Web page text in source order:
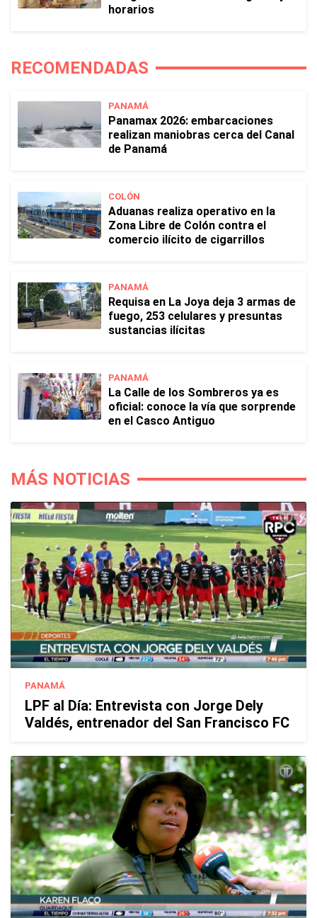
horarios
RECOMENDADAS
PANAMÁ
Panamax 2026: embarcaciones
realizan maniobras cerca del Canal
de Panamá
COLÓN
Aduanas realiza operativo en la
Zona Libre de Colón contra el
comercio ilícito de cigarrillos
PANAMÁ
Requisa en La Joya deja 3 armas de
fuego, 253 celulares y presuntas
sustancias ilícitas
PANAMÁ
La Calle de los Sombreros ya es
oficial: conoce la vía que sorprende
en el Casco Antiguo
MÁS NOTICIAS
PANAMÁ
LPF al Día: Entrevista con Jorge Dely
Valdés, entrenador del San Francisco FC